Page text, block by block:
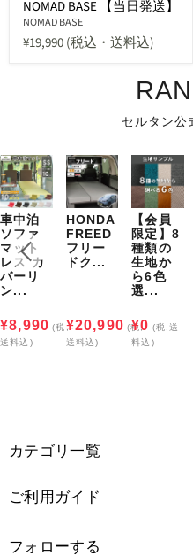
NOMAD BASE 【当日発送】
NOMAD BASE
¥19,990(税込・送料込)
セルタン
車中泊
ソファ
マット
レス カ
バーリ
ン...
¥8,990 (税,
送料込)
HONDA
FREED
フリー
ドク...
¥20,990 (税,
送料込)
【会員
限定】8
種類の
生地か
ら6色
選...
¥0 (税,送
料込)
カテゴリ一覧
ご利用ガイド
フォローする